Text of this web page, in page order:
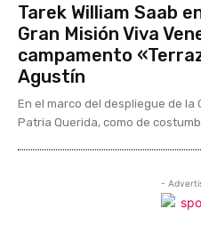
Tarek William Saab
Gran Misión Viva
campamento
Agustín
En el marco del despliegue de la
Patria Querida, como de
-